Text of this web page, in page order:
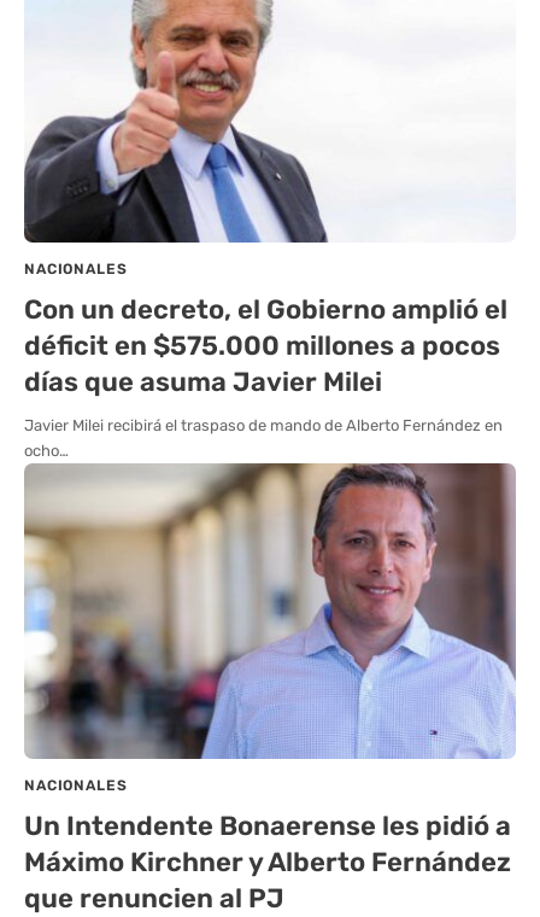
NACIONALES
Con un decreto, el Gobierno amplió el
déficit en $575.000 millones a pocos
días que asuma Javier Milei
Javier Milei recibirá el traspaso de mando de Alberto Fernández en
ocho…
NACIONALES
Un Intendente Bonaerense les pidió a
Máximo Kirchner y Alberto Fernández
que renuncien al PJ